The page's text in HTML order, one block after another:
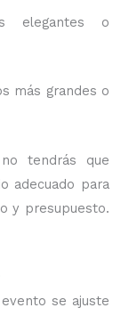
elegantes o
más grandes o
tendrás que
adecuado para
y presupuesto.
se ajuste